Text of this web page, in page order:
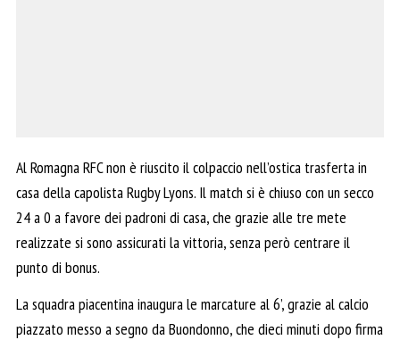
Al Romagna RFC non è riuscito il colpaccio nell’ostica trasferta in
casa della capolista Rugby Lyons. Il match si è chiuso con un secco
24 a 0 a favore dei padroni di casa, che grazie alle tre mete
realizzate si sono assicurati la vittoria, senza però centrare il
punto di bonus.
La squadra piacentina inaugura le marcature al 6’, grazie al calcio
piazzato messo a segno da Buondonno, che dieci minuti dopo firma